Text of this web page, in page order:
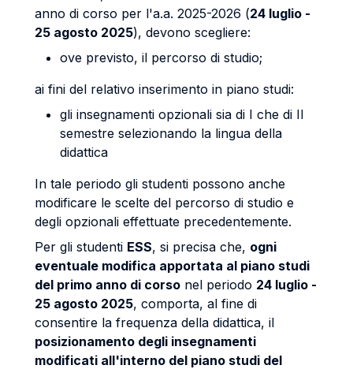
anno di corso per l'a.a. 2025-2026 (24 luglio -
25 agosto 2025), devono scegliere:
ove previsto, il percorso di studio;
ai fini del relativo inserimento in piano studi:
gli insegnamenti opzionali sia di I che di II
semestre selezionando la lingua della
didattica
In tale periodo gli studenti possono anche
modificare le scelte del percorso di studio e
degli opzionali effettuate precedentemente.
Per gli studenti ESS, si precisa che, ogni
eventuale modifica apportata al piano studi
del primo anno di corso nel periodo 24 luglio -
25 agosto 2025, comporta, al fine di
consentire la frequenza della didattica, il
posizionamento degli insegnamenti
modificati all'interno del piano studi del